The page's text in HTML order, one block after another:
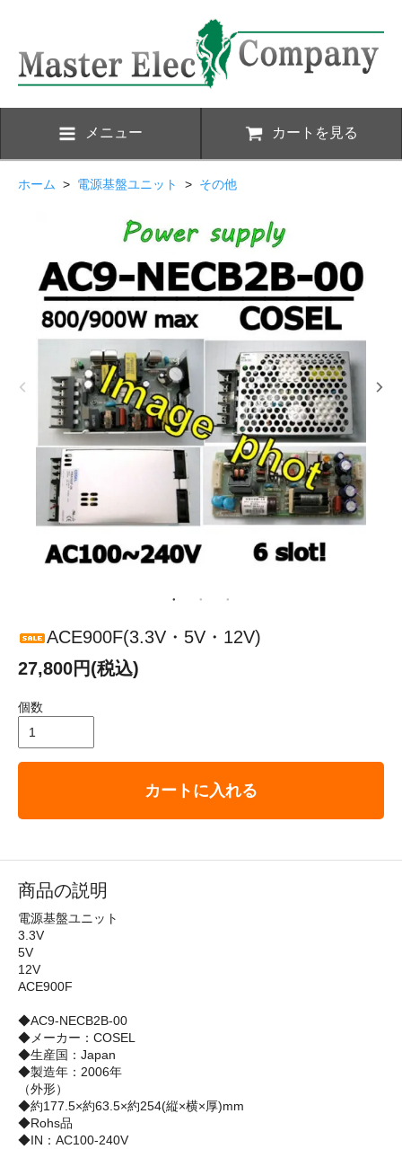
メニュー カートを見る
ホーム > 電源基盤ユニット > その他
ACE900F(3.3V・5V・12V)
27,800円(税込)
個数
カートに入れる
商品の説明
電源基盤ユニット
3.3V
5V
12V
ACE900F
◆AC9-NECB2B-00
◆メーカー：COSEL
◆生産国：Japan
◆製造年：2006年
（外形）
◆約177.5×約63.5×約254(縦×横×厚)mm
◆Rohs品
◆IN：AC100-240V